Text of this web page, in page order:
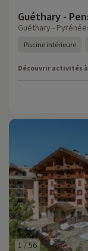
Guéthary -
Guéthary -
Piscine intérieure
Découvrir activités
1 /56